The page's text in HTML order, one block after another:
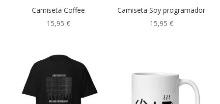
Camiseta Coffee
15,95€
Camiseta Soy programador
15,95 €